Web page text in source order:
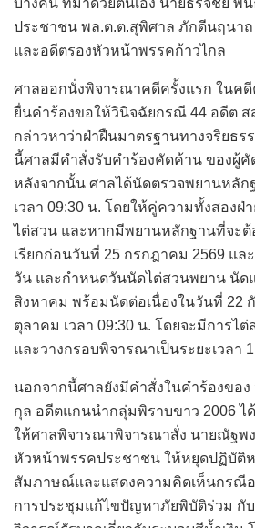
บางคน ที่มาด้วยตนเอง นายธีรัจชัย พั
ประชาชน พล.ต.ต.สุพิศาล ภักดีนฤนา
และอดีตรองหัวหน้าพรรคก้าวไกล
ศาลออกนั่งพิจารณาคดีครั้งแรก ในค
ยื่นคำร้องขอให้วินิจฉัยกรณี 44 อดีต ส
กล่าวหาว่าฝ่าฝืนมาตรฐานทางจริยธร
นี้ศาลมีคำสั่งรับคำร้องคัดค้าน ของผู้
หลังจากนั้น ศาลได้นัดตรวจพยานหลัก
เวลา 09:30 น. โดยให้คู่ความทั้งสองฝ่
ไต่สวน และหากมีพยานหลักฐานที่จะต้
เรียกก่อนวันที่ 25 กรกฎาคม 2569 แล
วัน และกำหนดวันนัดไต่สวนพยาน นัด
สิงหาคม พร้อมนัดต่อเนื่องในวันที่ 22
ตุลาคม เวลา 09:30 น. โดยจะมีการไ
และวางกรอบพิจารณาเป็นระยะเวลา 1
นอกจากนี้ศาลยังมีคำสั่งในคำร้องขอ
กุล อดีตแกนนำกลุ่มพิราบขาว 2006 ไ
ให้ศาลพิจารณาพิจารณาสั่ง นายณัฐพ
หัวหน้าพรรคประชาชน ให้หยุดปฏิบัติ
สัมภาษณ์และแสดงความคิดเห็นกรณีอ
การประชุมแก้ไขปัญหาภัยพิบัติร่วม กั